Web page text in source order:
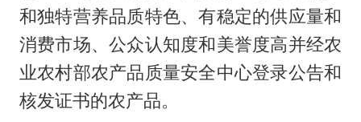
和独特营养品质特色、有稳定的供应量和
消费市场、公众认知度和美誉度高并经农
业农村部农产品质量安全中心登录公告和
核发证书的农产品。